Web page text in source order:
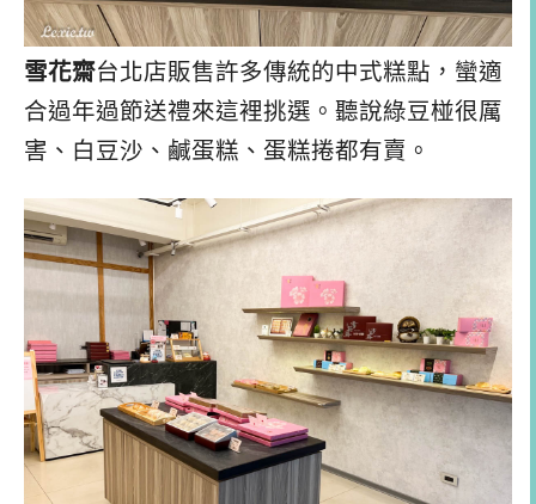
雪花齋台北店販售許多傳統的中式糕點，蠻適
合過年過節送禮來這裡挑選。聽說綠豆椪很厲
害、白豆沙、鹹蛋糕、蛋糕捲都有賣。